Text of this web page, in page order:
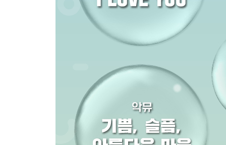
23. 기쁨, 슬픔, 아름다운 마음 - 악뮤(AKMU)
24. Golden - 헌트릭스(HUNTR/X)